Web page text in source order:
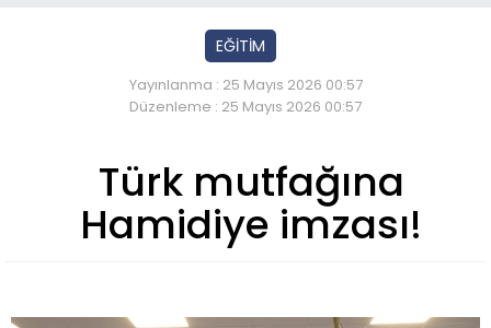
EĞİTİM
Yayınlanma : 25 Mayıs 2026 00:57
Düzenleme : 25 Mayıs 2026 00:57
Türk mutfağına
Hamidiye imzası!